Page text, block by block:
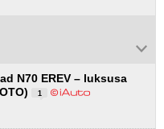
N70 EREV – luksusa
1